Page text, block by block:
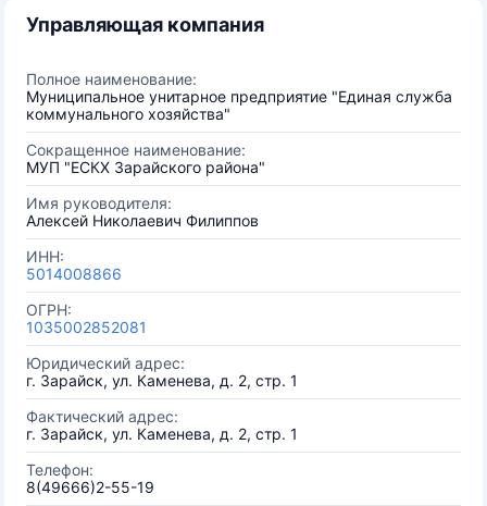
Управляющая компания
Полное наименование:
Муниципальное унитарное предприятие "Единая служба
коммунального хозяйства"
Сокращенное наименование:
МУП "ЕСКХ Зарайского района"
Имя руководителя:
Алексей Николаевич Филиппов
ИНН:
5014008866
ОГРН:
1035002852081
Юридический адрес:
г. Зарайск, ул. Каменева, д. 2, стр. 1
Фактический адрес:
г. Зарайск, ул. Каменева, д. 2, стр. 1
Телефон:
8(49666)2-55-19